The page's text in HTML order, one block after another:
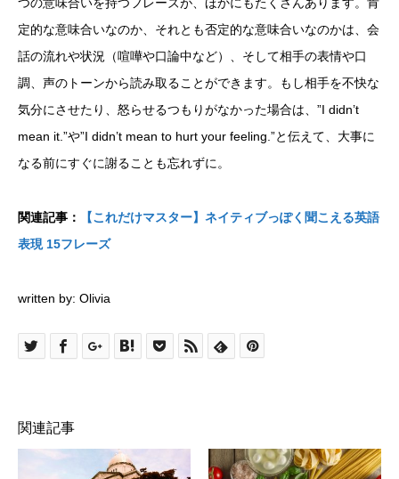
定的な意味合いなのか、それとも否定的な意味合いなのかは、会
話の流れや状況（喧嘩や口論中など）、そして相手の表情や口
調、声のトーンから読み取ることができます。もし相手を不快な
気分にさせたり、怒らせるつもりがなかった場合は、”I didn’t
mean it.”や”I didn’t mean to hurt your feeling.”と伝えて、大事に
なる前にすぐに謝ることも忘れずに。
関連記事：
【これだけマスター】ネイティブっぽく聞こえる英語
表現 15フレーズ
written by: Olivia
関連記事